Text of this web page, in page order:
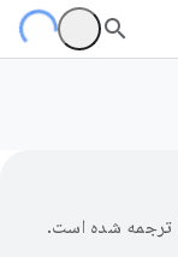
ترجمه شده است.